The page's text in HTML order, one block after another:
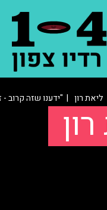
ליאת רון | "ידענו שזה קרוב -